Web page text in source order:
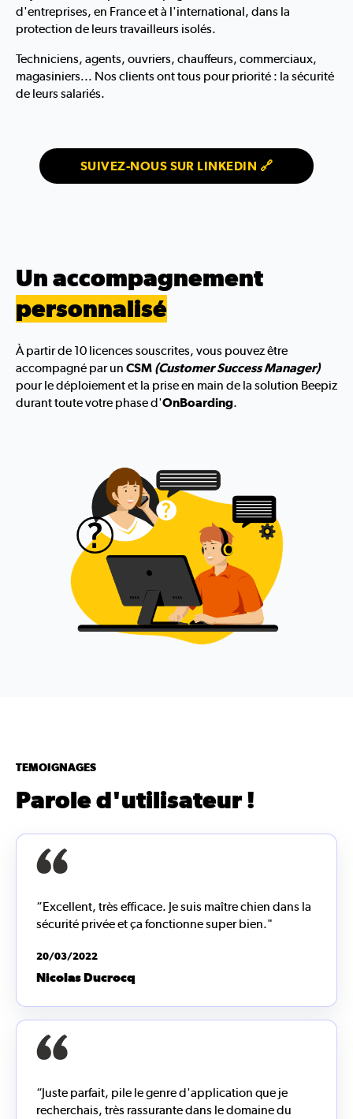
d'entreprises, en France et à l'international, dans la
protection de leurs travailleurs isolés.
Techniciens, agents, ouvriers, chauffeurs, commerciaux,
magasiniers... Nos clients ont tous pour priorité : la sécurité
de leurs salariés.
SUIVEZ-NOUS SUR LINKEDIN 🔗
Un accompagnement
personnalisé
À partir de 10 licences souscrites, vous pouvez être
accompagné par un CSM (Customer Success Manager)
pourle déploiement et la prise en main de la solution Beepiz
durant toute votre phase d'OnBoarding.
TEMOIGNAGES
Parole d'utilisateur !
“Excellent, très efficace. Je suis maître chien dans la
sécurité privée et ça fonctionne super bien."
20/03/2022
Nicolas Ducrocq
“Juste parfait, pile le genre d'application que je
recherchais, très rassurante dans le domaine du